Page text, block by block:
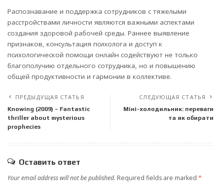
Распознавание и поддержка сотрудников с тяжелыми
расстройствами личности являются важными аспектами
создания здоровой рабочей среды. Раннее выявление
признаков, консультация психолога и доступ к
психологической помощи онлайн содействуют не только
благополучию отдельного сотрудника, но и повышению
общей продуктивности и гармонии в коллективе.
ПРЕДЫДУЩАЯ СТАТЬЯ
Knowing (2009) – Fantastic
thriller about mysterious
prophecies
СЛЕДУЮЩАЯ СТАТЬЯ
Міні-холодильник: переваги
та як обирати
Оставить ответ
Your email address will not be published. Required fields are marked *